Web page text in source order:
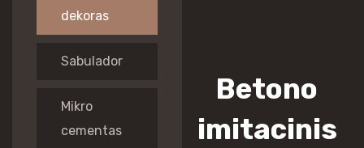
dekoras
Sabulador
Mikro
cementas
Betono
imitacinis